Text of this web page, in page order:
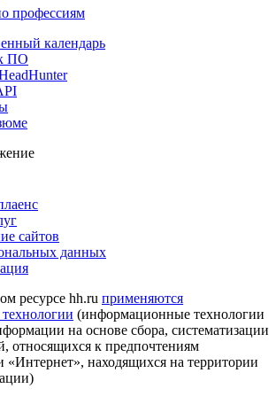
профессиям
календарь
ПО
сайтов
данных
ресурсе hh.ru применяются
(информационные технологии
на основе сбора, систематизации
относящихся к предпочтениям
«Интернет», находящихся на территории